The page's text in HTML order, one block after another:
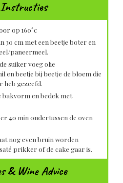
Instructies
op 160°c
30 cm met een beetje boter en
paneermeel.
suiker voeg olie
en beetje bij beetje de bloem die
heb gezeefd.
bakvorm en bedek met
40 min ondertussen de oven
nog even bruin worden
prikker of de cake gaar is.
& Wine Advice